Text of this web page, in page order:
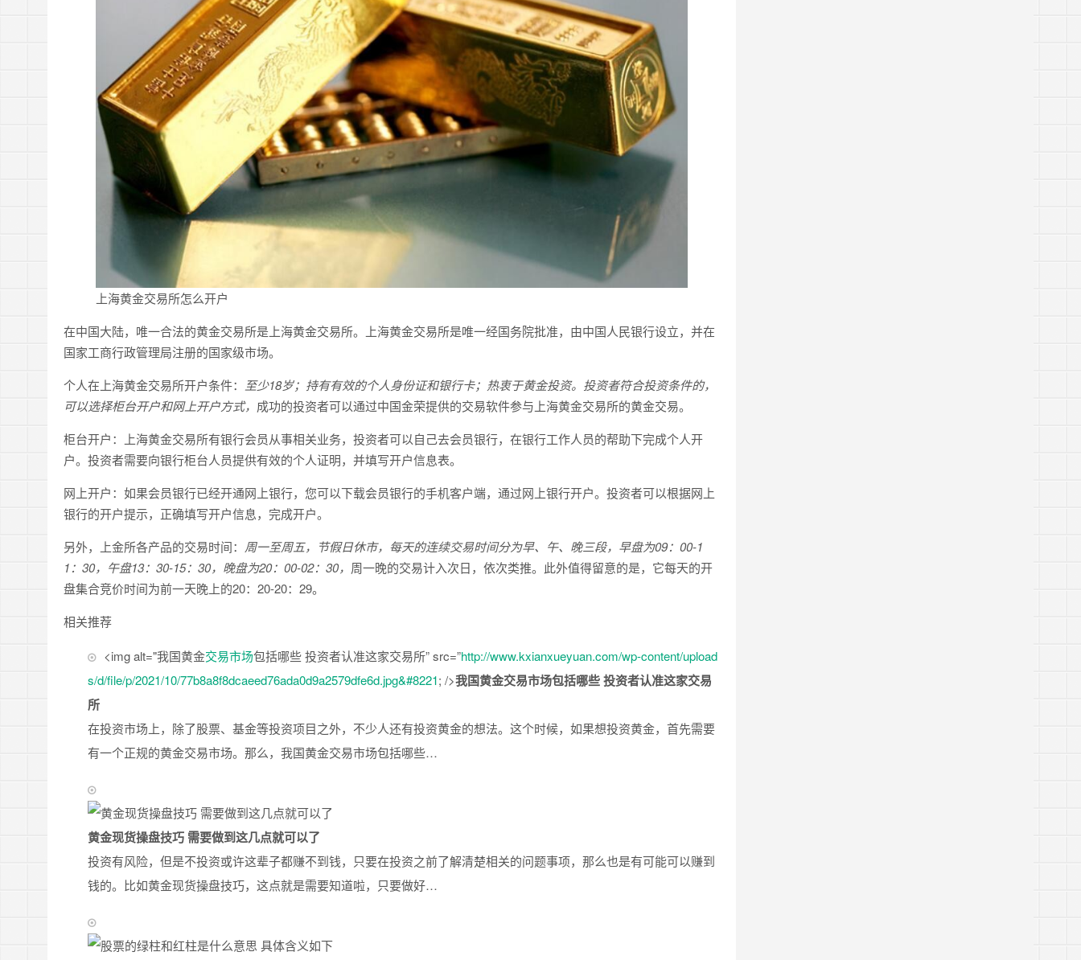
上海黄金交易所怎么开户
在中国大陆，唯一合法的黄金交易所是上海黄金交易所。上海黄金交易所是唯一经国务院批准，由中国人民银行设立，并在
国家工商行政管理局注册的国家级市场。
个人在上海黄金交易所开户条件：
至少18岁；持有有效的个人身份证和银行卡；热衷于黄金投资。投资者符合投资条件的，
可以选择柜台开户和网上开户方式， 成功的投资者可以通过中国金荣提供的交易软件参与上海黄金交易所的黄金交易。
柜台开户：上海黄金交易所有银行会员从事相关业务，投资者可以自己去会员银行，在银行工作人员的帮助下完成个人开
户。投资者需要向银行柜台人员提供有效的个人证明，并填写开户信息表。
网上开户：如果会员银行已经开通网上银行，您可以下载会员银行的手机客户端，通过网上银行开户。投资者可以根据网上
银行的开户提示，正确填写开户信息，完成开户。
另外，上金所各产品的交易时间： 周一至周五，节假日休市，每天的连续交易时间分为早、午、晚三段，早盘为09：00-1
1：30，午盘13：30-15：30，晚盘为20：00-02：30， 周一晚的交易计入次日，依次类推。此外值得留意的是，它每天的开
盘集合竞价时间为前一天晚上的20：20-20：29。
相关推荐
<img alt="我国黄金交易市场包括哪些 投资者认准这家交易所” src=”http://www.kxianxueyuan.com/wp-content/upload
s/d/file/p/2021/10/77b8a8f8dcaeed76ada0d9a2579dfe6d.jpg&#8221; />我国黄金交易市场包括哪些 投资者认准这家交易
所
在投资市场上，除了股票、基金等投资项目之外，不少人还有投资黄金的想法。这个时候，如果想投资黄金，首先需要
有一个正规的黄金交易市场。那么，我国黄金交易市场包括哪些…
黄金现货操盘技巧 需要做到这几点就可以了
投资有风险，但是不投资或许这辈子都赚不到钱，只要在投资之前了解清楚相关的问题事项，那么也是有可能可以赚到
钱的。比如黄金现货操盘技巧，这点就是需要知道啦，只要做好…